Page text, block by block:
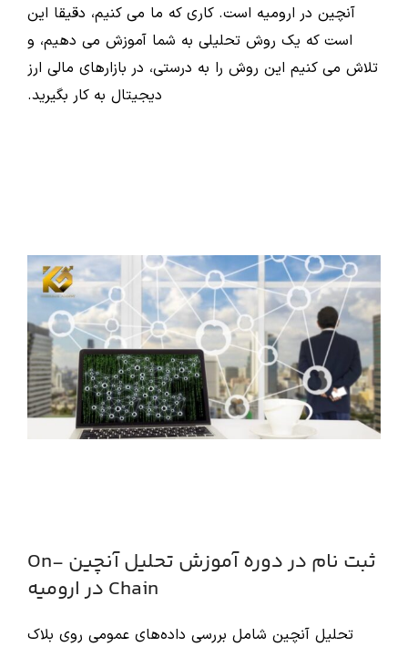
آنچین در ارومیه است. کاری که ما می کنیم، دقیقا این
است که یک روش تحلیلی به شما آموزش می دهیم، و
تلاش می کنیم این روش را به درستی، در بازارهای مالی ارز
دیجیتال به کار بگیرید.
ثبت نام در دوره آموزش تحلیل آنچین On-
Chain در ارومیه
تحلیل آنچین شامل بررسی داده‌های عمومی روی بلاک